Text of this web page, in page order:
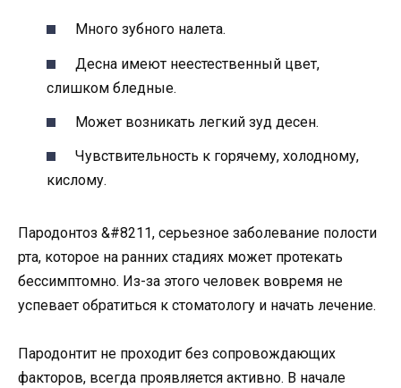
Много зубного налета.
Десна имеют неестественный цвет,
слишком бледные.
Может возникать легкий зуд десен.
Чувствительность к горячему, холодному,
кислому.
Пародонтоз &#8211, серьезное заболевание полости
рта, которое на ранних стадиях может протекать
бессимптомно. Из-за этого человек вовремя не
успевает обратиться к стоматологу и начать лечение.
Пародонтит не проходит без сопровождающих
факторов, всегда проявляется активно. В начале